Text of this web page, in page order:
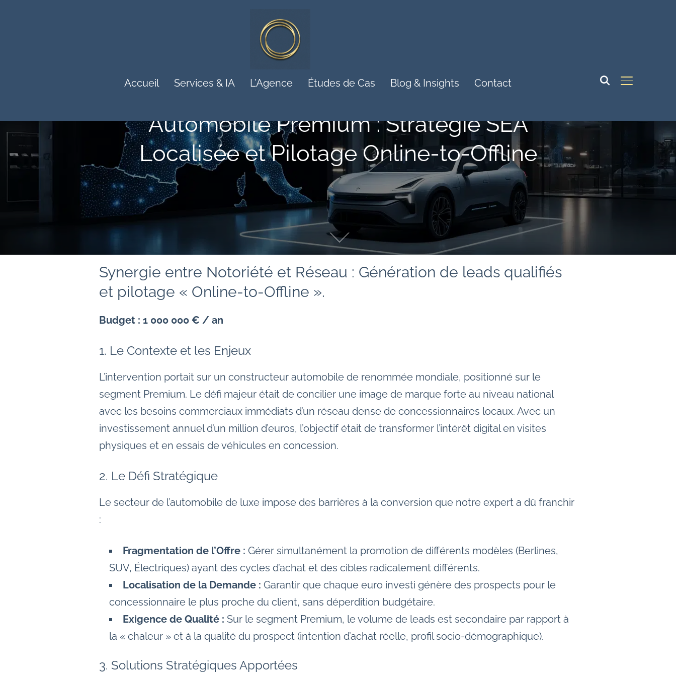
BASCULER
Accueil Services & IA L’Agence Études de Cas Blog & Insights Contact
Automobile Premium : Stratégie SEA
Localisée et Pilotage Online-to-Offline
Synergie entre Notoriété et Réseau : Génération de leads qualifiés
et pilotage « Online-to-Offline ».
Budget : 1 000 000 € / an
1. Le Contexte et les Enjeux
L’intervention portait sur un constructeur automobile de renommée mondiale, positionné sur le
segment Premium. Le défi majeur était de concilier une image de marque forte au niveau national
avec les besoins commerciaux immédiats d’un réseau dense de concessionnaires locaux. Avec un
investissement annuel d’un million d’euros, l’objectif était de transformer l’intérêt digital en visites
physiques et en essais de véhicules en concession.
2. Le Défi Stratégique
Le secteur de l’automobile de luxe impose des barrières à la conversion que notre expert a dû franchir
:
Fragmentation de l’Offre : Gérer simultanément la promotion de différents modèles (Berlines,
SUV, Électriques) ayant des cycles d’achat et des cibles radicalement différents.
Localisation de la Demande : Garantir que chaque euro investi génère des prospects pour le
concessionnaire le plus proche du client, sans déperdition budgétaire.
Exigence de Qualité : Sur le segment Premium, le volume de leads est secondaire par rapport à
la « chaleur » et à la qualité du prospect (intention d’achat réelle, profil socio-démographique).
3. Solutions Stratégiques Apportées